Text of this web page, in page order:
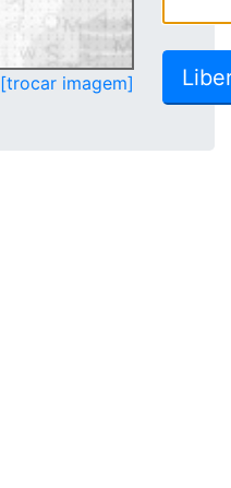
[trocar imagem]